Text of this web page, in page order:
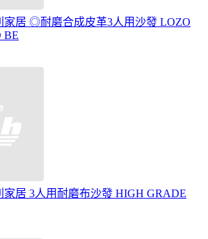
家居 ◎耐磨合成皮革3人用沙發 LOZO
BE
家居 3人用耐磨布沙發 HIGH GRADE